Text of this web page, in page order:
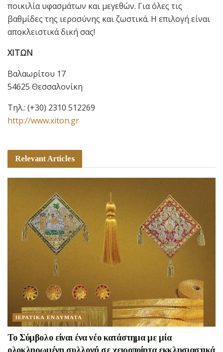
ποικιλία υφασμάτων και μεγεθών. Για όλες τις
βαθμίδες της ιεροσύνης και ζωστικά. Η επιλογή είναι
αποκλειστικά δική σας!
ΧΙΤΩΝ
Bαλαωρίτου 17
54625 Θεσσαλονίκη
Τηλ.: (+30) 2310 512269
http://www.xiton.gr
Relevant Articles
ΙΕΡΑΤΙΚΑ ΕΝΔΥΜΑΤΑ
Το Σύμβολο είναι ένα νέο κατάστημα με μία